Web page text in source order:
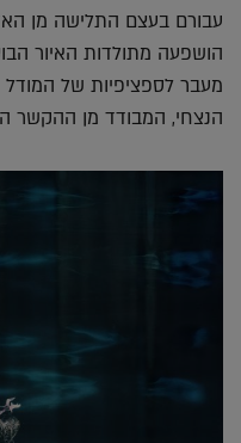
עבורם בעצם התלישה מן
הושפעה מתולדות האיור
מעבר לספציפיות של
הנצחי, המבודד מן ההקשר